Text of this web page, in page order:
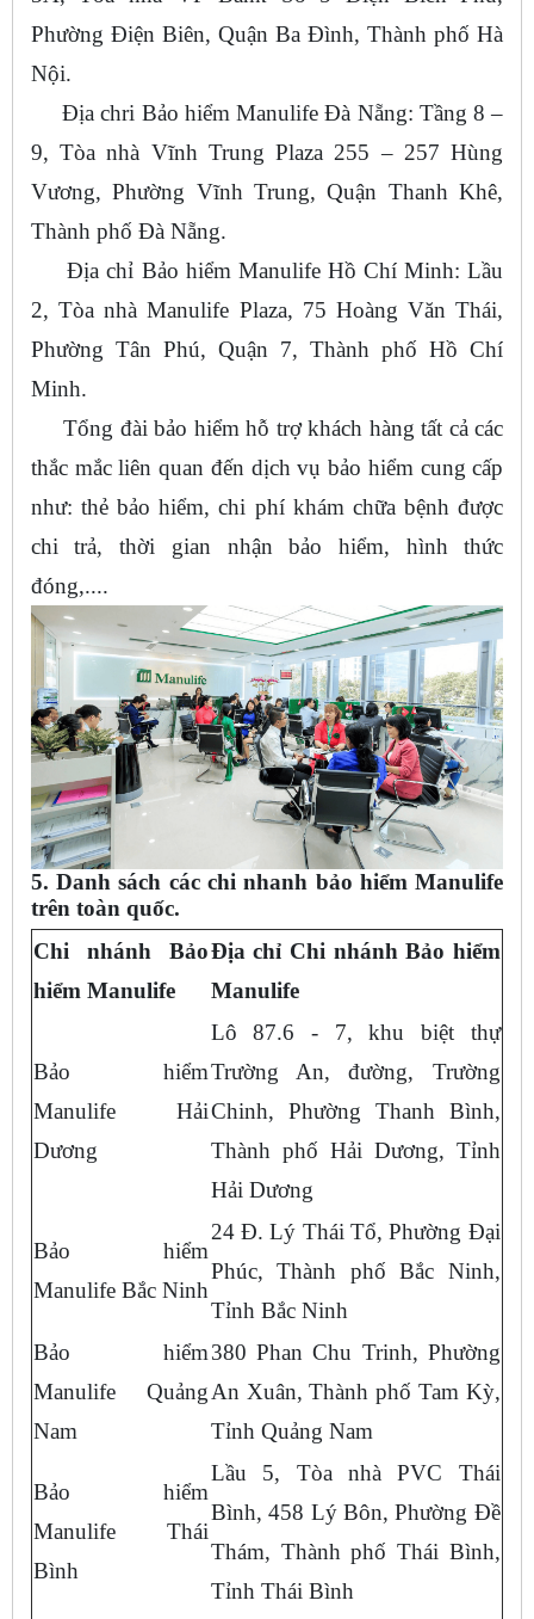
Phường Điện Biên, Quận Ba Đình, Thành phố Hà
Nội.
Địa chri Bảo hiểm Manulife Đà Nẵng: Tầng 8 –
9, Tòa nhà Vĩnh Trung Plaza 255 – 257 Hùng
Vương, Phường Vĩnh Trung, Quận Thanh Khê,
Thành phố Đà Nẵng.
Địa chỉ Bảo hiểm Manulife Hồ Chí Minh: Lầu
2, Tòa nhà Manulife Plaza, 75 Hoàng Văn Thái,
Phường Tân Phú, Quận 7, Thành phố Hồ Chí
Minh.
Tổng đài bảo hiểm hỗ trợ khách hàng tất cả các
thắc mắc liên quan đến dịch vụ bảo hiểm cung cấp
như: thẻ bảo hiểm, chi phí khám chữa bệnh được
chi trả, thời gian nhận bảo hiểm, hình thức
đóng,....
5. Danh sách các chi nhanh bảo hiểm Manulife
trên toàn quốc.
Chi nhánh Bảo
hiểm Manulife
Địa chỉ Chi nhánh Bảo hiểm
Manulife
Bảo hiểm
Manulife Hải
Dương
Lô 87.6 - 7, khu biệt thự
Trường An, đường, Trường
Chinh, Phường Thanh Bình,
Thành phố Hải Dương, Tỉnh
Hải Dương
Bảo hiểm
Manulife Bắc Ninh
24 Đ. Lý Thái Tổ, Phường Đại
Phúc, Thành phố Bắc Ninh,
Tỉnh Bắc Ninh
Bảo hiểm
Manulife Quảng
Nam
380 Phan Chu Trinh, Phường
An Xuân, Thành phố Tam Kỳ,
Tỉnh Quảng Nam
Bảo hiểm
Manulife Thái
Bình
Lầu 5, Tòa nhà PVC Thái
Bình, 458 Lý Bôn, Phường Đề
Thám, Thành phố Thái Bình,
Tỉnh Thái Bình